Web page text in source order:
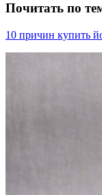
Почитать по
10 причин купить